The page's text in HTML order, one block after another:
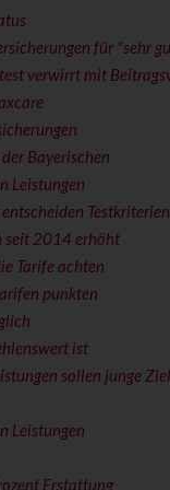
für "sehr
verwirrt mit
Bayerischen
Leistungen
Testkriterien
seit 2014 erhöht
Tarife achten
punkten
ist
sollen junge
Leistungen
Erstattung